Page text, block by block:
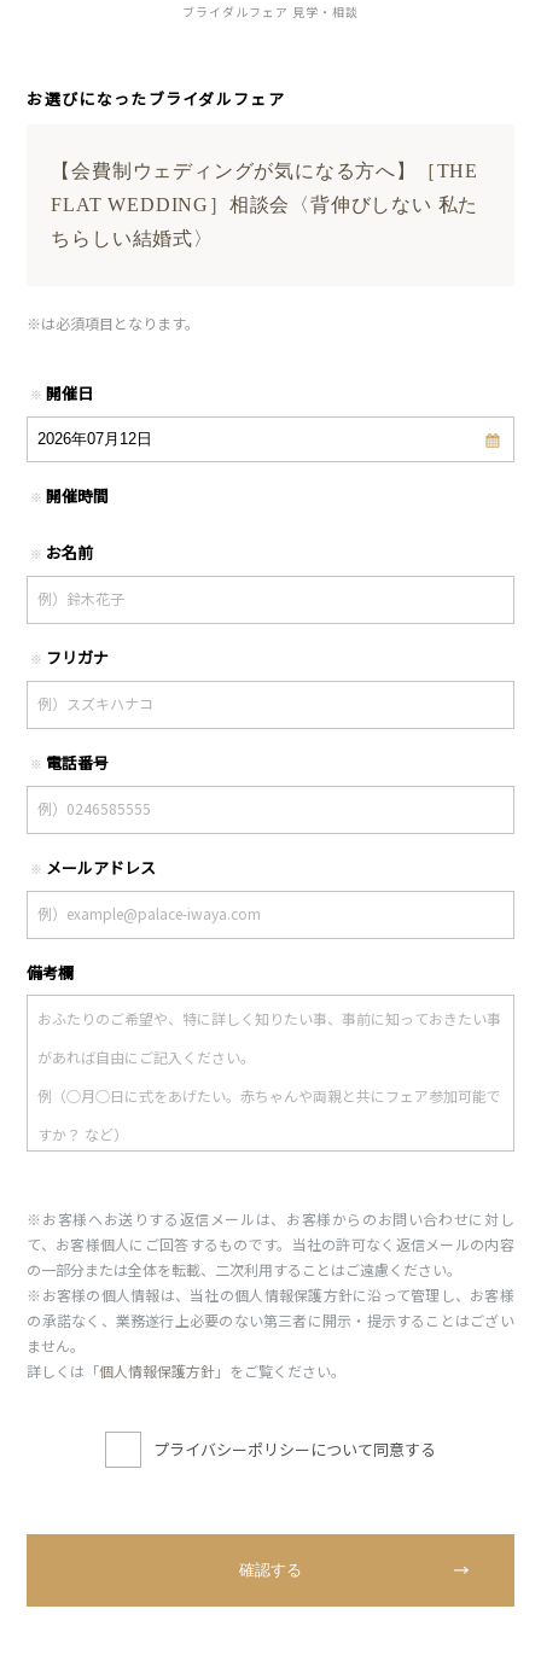
ブライダルフェア 見学・相談
お選びになったブライダルフェア
【会費制ウェディングが気になる方へ】［THE
FLAT WEDDING］相談会〈背伸びしない 私た
ちらしい結婚式〉
※は必須項目となります。
※ 開催日
※ 開催時間
※ お名前
※ フリガナ
※ 電話番号
※ メールアドレス
備考欄
※お客様へお送りする返信メールは、お客様からのお問い合わせに対し
て、お客様個人にご回答するものです。当社の許可なく返信メールの内容
の一部分または全体を転載、二次利用することはご遠慮ください。
※お客様の個人情報は、当社の個人情報保護方針に沿って管理し、お客様
の承諾なく、業務遂行上必要のない第三者に開示・提示することはござい
ません。
詳しくは「個人情報保護方針」をご覧ください。
プライバシーポリシーについて同意する